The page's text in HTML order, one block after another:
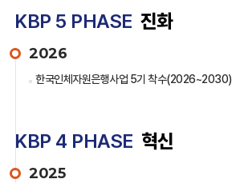
KBP 5 PHASE 진화
2026
한국인체자원은행사업 5기 착수(2026~2030)
KBP 4 PHASE 혁신
2025